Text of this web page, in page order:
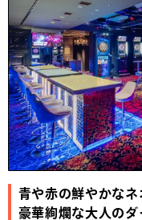
青や赤の鮮やかなネ
豪華絢爛な大人の